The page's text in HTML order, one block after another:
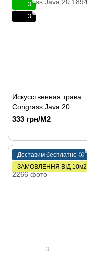
3
3
Искусственная трава
Congrass Java 20
333 грн/М2
Доставим бесплатно 🛈
ЗАМОВЛЕННЯ ВІД 10м2
3